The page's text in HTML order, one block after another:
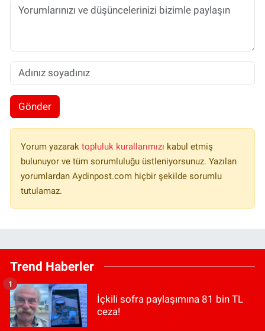
Gönder
Yorum yazarak topluluk kurallarımızı kabul etmiş
bulunuyor ve tüm sorumluluğu üstleniyorsunuz. Yazılan
yorumlardan Aydinpost.com hiçbir şekilde sorumlu
tutulamaz.
Trend Haberler
İçkili sofra paylaşımına 81 bin TL
ceza!
1